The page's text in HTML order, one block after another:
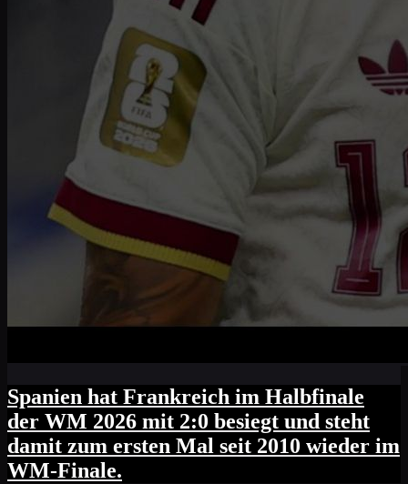
Spanien hat Frankreich im Halbfinale
der WM 2026 mit 2:0 besiegt und steht
damit zum ersten Mal seit 2010 wieder im
WM-Finale.